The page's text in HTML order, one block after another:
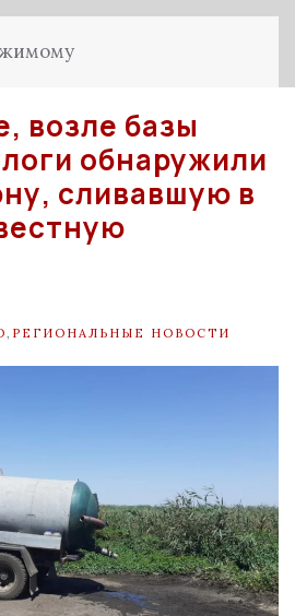
возле базы
обнаружили
сливавшую в
РЕГИОНАЛЬНЫЕ НОВОСТИ